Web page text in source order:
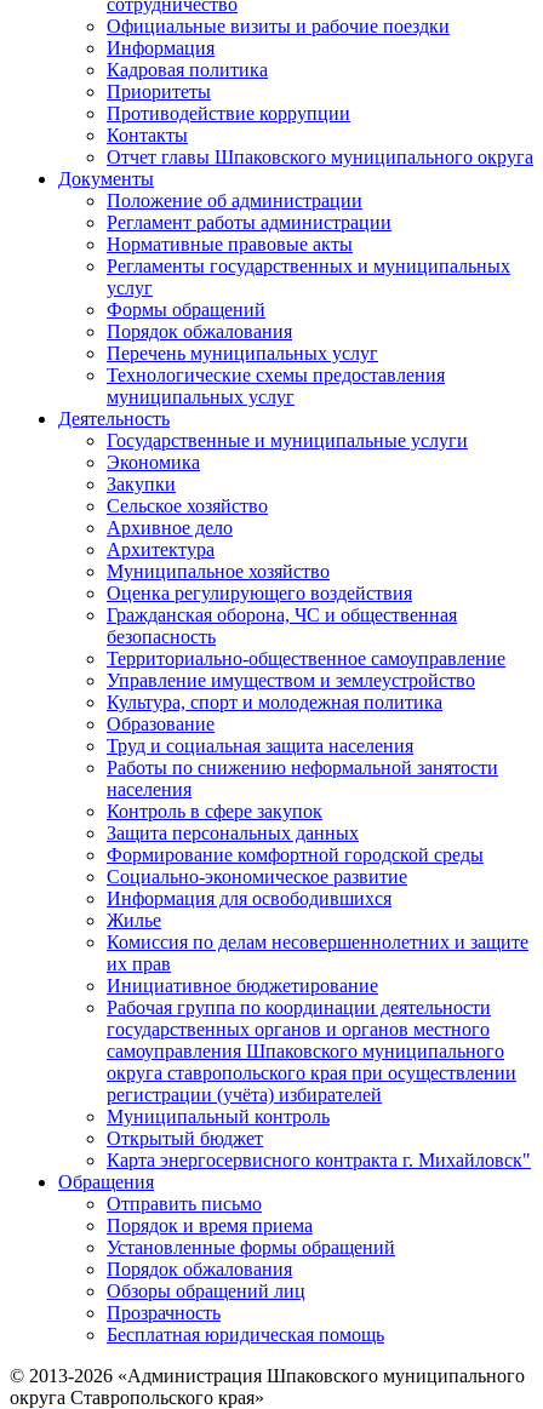
сотрудничество
Официальные визиты и рабочие поездки
Информация
Кадровая политика
Приоритеты
Противодействие коррупции
Контакты
Отчет главы Шпаковского муниципального округа
Документы
Положение об администрации
Регламент работы администрации
Нормативные правовые акты
Регламенты государственных и муниципальных
услуг
Формы обращений
Порядок обжалования
Перечень муниципальных услуг
Технологические схемы предоставления
муниципальных услуг
Деятельность
Государственные и муниципальные услуги
Экономика
Закупки
Сельское хозяйство
Архивное дело
Архитектура
Муниципальное хозяйство
Оценка регулирующего воздействия
Гражданская оборона, ЧС и общественная
безопасность
Территориально-общественное самоуправление
Управление имуществом и землеустройство
Культура, спорт и молодежная политика
Образование
Труд и социальная защита населения
Работы по снижению неформальной занятости
населения
Контроль в сфере закупок
Защита персональных данных
Формирование комфортной городской среды
Социально-экономическое развитие
Информация для освободившихся
Жилье
Комиссия по делам несовершеннолетних и защите
их прав
Инициативное бюджетирование
Рабочая группа по координации деятельности
государственных органов и органов местного
самоуправления Шпаковского муниципального
округа ставропольского края при осуществлении
регистрации (учёта) избирателей
Муниципальный контроль
Открытый бюджет
Карта энергосервисного контракта г. Михайловск"
Обращения
Отправить письмо
Порядок и время приема
Установленные формы обращений
Порядок обжалования
Обзоры обращений лиц
Прозрачность
Бесплатная юридическая помощь
© 2013-2026 «Администрация Шпаковского муниципального
округа Ставропольского края»